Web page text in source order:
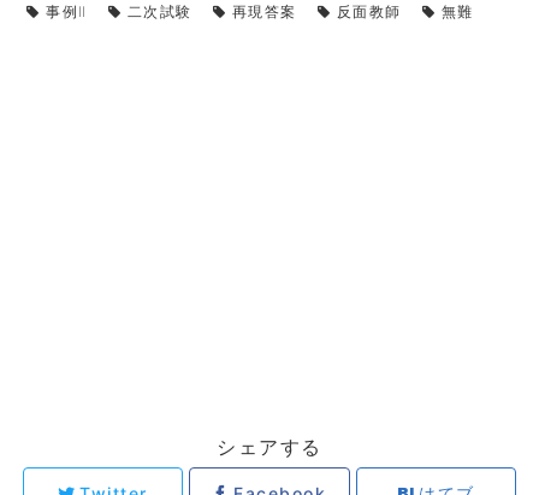
事例Ⅱ
二次試験 再現答案 反面教師 無難
シェアする